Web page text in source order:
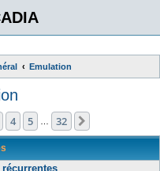
Emulation
4 5 32